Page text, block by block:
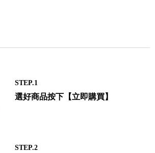
STEP.1
選好商品按下【立即購買】
STEP.2